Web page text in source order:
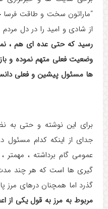
“ماراتون سخت و طاقت فرسا
از شادی و امید را در دل
رسید که حتی عده ای هم ،
وضعیت فعلی متهم نموده و
ها مسئول پیشین و فعلی
برای این نوشته و حتی به
جدای از اینکه کدام
عمومی گام برداشته ، مهمتر
گیری ها است که هر چند مدت
گذرد اما همچنان درهای مرز
مربوط به مرز به قول یکی از